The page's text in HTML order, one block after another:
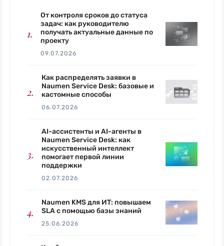
От контроля сроков до статуса
задач: как руководителю
получать актуальные данные по
проекту
09.07.2026
Как распределять заявки в
Naumen Service Desk: базовые и
кастомные способы
06.07.2026
AI-ассистенты и AI-агенты в
Naumen Service Desk: как
искусственный интеллект
помогает первой линии
поддержки
02.07.2026
Naumen KMS для ИТ: повышаем
SLA с помощью базы знаний
25.06.2026